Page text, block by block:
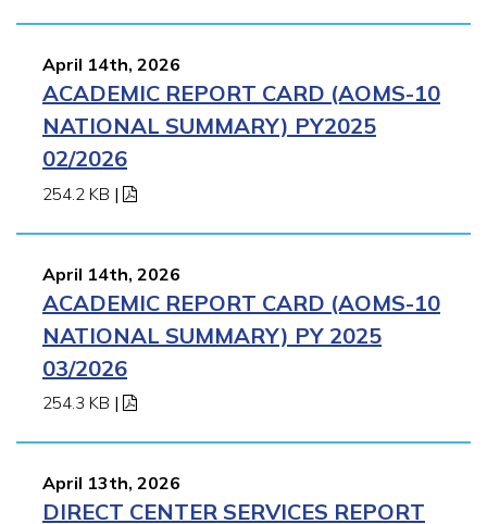
April 14th, 2026
ACADEMIC REPORT CARD (AOMS-10
NATIONAL SUMMARY) PY2025
02/2026
254.2 KB |
April 14th, 2026
ACADEMIC REPORT CARD (AOMS-10
NATIONAL SUMMARY) PY 2025
03/2026
254.3 KB |
April 13th, 2026
DIRECT CENTER SERVICES REPORT